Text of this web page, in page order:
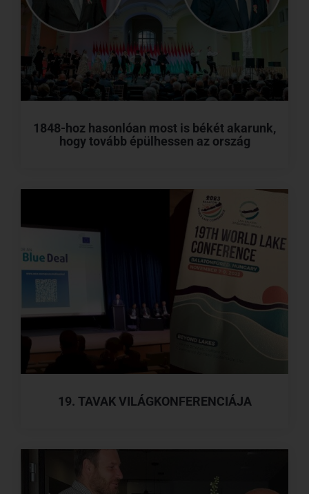
1848-hoz hasonlóan most is békét akarunk,
hogy tovább épülhessen az ország
19. TAVAK VILÁGKONFERENCIÁJA